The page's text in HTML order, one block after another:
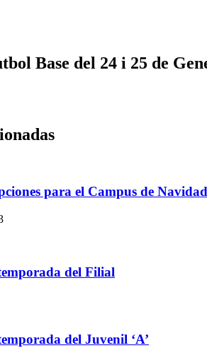
Base del 24 i 25 de
para el Campus de Navidad
del Filial
del Juvenil ‘A’